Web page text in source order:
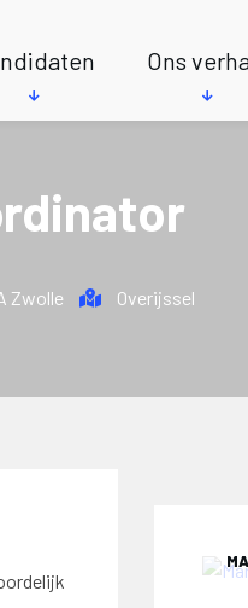
Ons
Zwolle Overijssel